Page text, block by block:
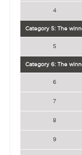
4
Category 5: The
5
Category 6: The
6
7
8
9